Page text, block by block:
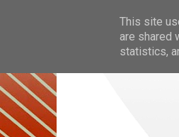
This site
are shared
statistics,